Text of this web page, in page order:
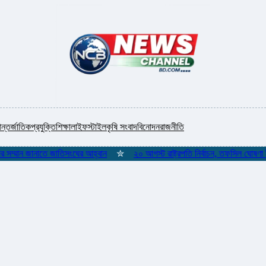
প্রযুক্তিশিক্ষালাইফস্টাইলকৃষি সংবাদবিনোদনরাজনীতি
জানাতে জাতিসংঘের আহ্বান ✮ ২০ আগস্ট রাষ্ট্রপতি নির্বাচন, তফসিল ঘোষণা ইসির